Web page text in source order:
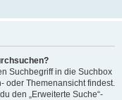
Suchbegriff in die Suchbox
oder Themenansicht findest.
den „Erweiterte Suche“-